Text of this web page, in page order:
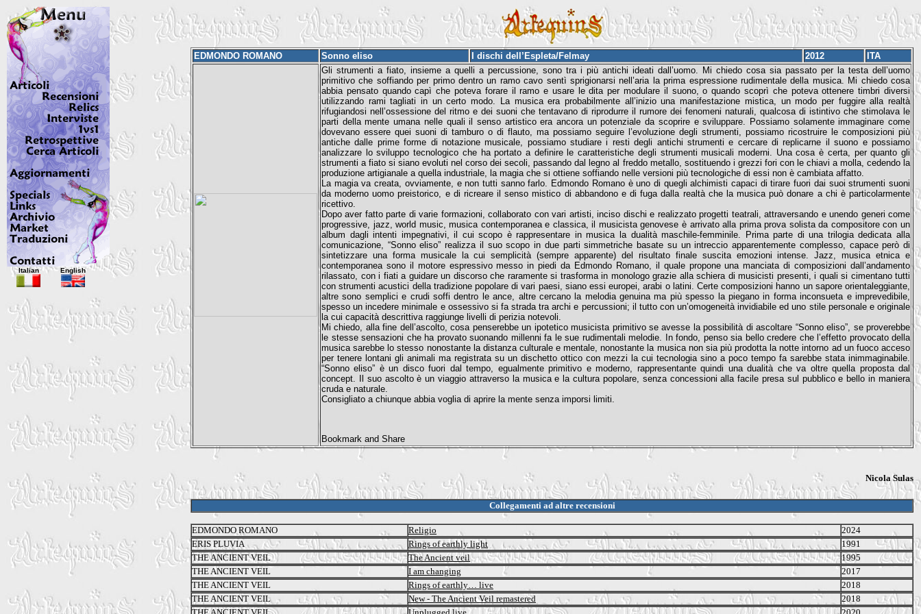
EDMONDO ROMANO Sonno eliso I dischi dell’Espleta/Felmay 2012
ITA
Gli strumenti a fiato, insieme a quelli a percussione, sono tra i più antichi ideati dall’uomo. Mi chiedo cosa sia passato per la testa dell’uomo
primitivo che soffiando per primo dentro un ramo cavo sentì sprigionarsi nell’aria la prima espressione rudimentale della musica. Mi chiedo cosa
abbia pensato quando capì che poteva forare il ramo e usare le dita per modulare il suono, o quando scoprì che poteva ottenere timbri diversi
utilizzando rami tagliati in un certo modo. La musica era probabilmente all’inizio una manifestazione mistica, un modo per fuggire alla realtà
rifugiandosi nell’ossessione del ritmo e dei suoni che tentavano di riprodurre il rumore dei fenomeni naturali, qualcosa di istintivo che stimolava le
parti della mente umana nelle quali il senso artistico era ancora un potenziale da scoprire e sviluppare. Possiamo solamente immaginare come
dovevano essere quei suoni di tamburo o di flauto, ma possiamo seguire l’evoluzione degli strumenti, possiamo ricostruire le composizioni più
antiche dalle prime forme di notazione musicale, possiamo studiare i resti degli antichi strumenti e cercare di replicarne il suono e possiamo
analizzare lo sviluppo tecnologico che ha portato a definire le caratteristiche degli strumenti musicali moderni. Una cosa è certa, per quanto gli
strumenti a fiato si siano evoluti nel corso dei secoli, passando dal legno al freddo metallo, sostituendo i grezzi fori con le chiavi a molla, cedendo la
produzione artigianale a quella industriale, la magia che si ottiene soffiando nelle versioni più tecnologiche di essi non è cambiata affatto.
La magia va creata, ovviamente, e non tutti sanno farlo. Edmondo Romano è uno di quegli alchimisti capaci di tirare fuori dai suoi strumenti suoni
da moderno uomo preistorico, e di ricreare il senso mistico di abbandono e di fuga dalla realtà che la musica può donare a chi è particolarmente
ricettivo.
Dopo aver fatto parte di varie formazioni, collaborato con vari artisti, inciso dischi e realizzato progetti teatrali, attraversando e unendo generi come
progressive, jazz, world music, musica contemporanea e classica, il musicista genovese è arrivato alla prima prova solista da compositore con un
album dagli intenti impegnativi, il cui scopo è rappresentare in musica la dualità maschile-femminile. Prima parte di una trilogia dedicata alla
comunicazione, “Sonno eliso” realizza il suo scopo in due parti simmetriche basate su un intreccio apparentemente complesso, capace però di
sintetizzare una forma musicale la cui semplicità (sempre apparente) del risultato finale suscita emozioni intense. Jazz, musica etnica e
contemporanea sono il motore espressivo messo in piedi da Edmondo Romano, il quale propone una manciata di composizioni dall’andamento
rilassato, con i fiati a guidare un discorso che raramente si trasforma in monologo grazie alla schiera di musicisti presenti, i quali si cimentano tutti
con strumenti acustici della tradizione popolare di vari paesi, siano essi europei, arabi o latini. Certe composizioni hanno un sapore orientaleggiante,
altre sono semplici e crudi soffi dentro le ance, altre cercano la melodia genuina ma più spesso la piegano in forma inconsueta e imprevedibile,
spesso un incedere minimale e ossessivo si fa strada tra archi e percussioni; il tutto con un’omogeneità invidiabile ed uno stile personale e originale
la cui capacità descrittiva raggiunge livelli di perizia notevoli.
Mi chiedo, alla fine dell’ascolto, cosa penserebbe un ipotetico musicista primitivo se avesse la possibilità di ascoltare “Sonno eliso”, se proverebbe
le stesse sensazioni che ha provato suonando millenni fa le sue rudimentali melodie. In fondo, penso sia bello credere che l’effetto provocato della
musica sarebbe lo stesso nonostante la distanza culturale e mentale, nonostante la musica non sia più prodotta la notte intorno ad un fuoco acceso
per tenere lontani gli animali ma registrata su un dischetto ottico con mezzi la cui tecnologia sino a poco tempo fa sarebbe stata inimmaginabile.
“Sonno eliso” è un disco fuori dal tempo, egualmente primitivo e moderno, rappresentante quindi una dualità che va oltre quella proposta dal
concept. Il suo ascolto è un viaggio attraverso la musica e la cultura popolare, senza concessioni alla facile presa sul pubblico e bello in maniera
cruda e naturale.
Consigliato a chiunque abbia voglia di aprire la mente senza imporsi limiti.
Nicola Sulas
Collegamenti ad altre recensioni
EDMONDO ROMANO Religio
2024
ERIS PLUVIA
Rings of earthly light
1991
THE ANCIENT VEIL
The Ancient veil
1995
THE ANCIENT VEIL
I am changing
2017
THE ANCIENT VEIL
Rings of earthly… live
2018
THE ANCIENT VEIL
New - The Ancient Veil remastered
2018
Italian English